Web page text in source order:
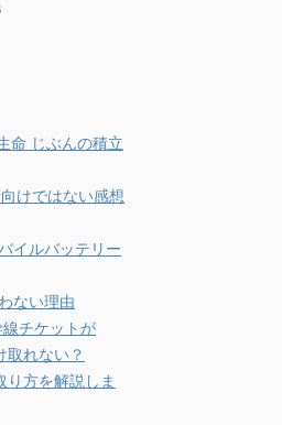
命 じぶんの積立
けではない感想
イルバッテリー
ない理由
チケットが
取れない？
り方を解説しま